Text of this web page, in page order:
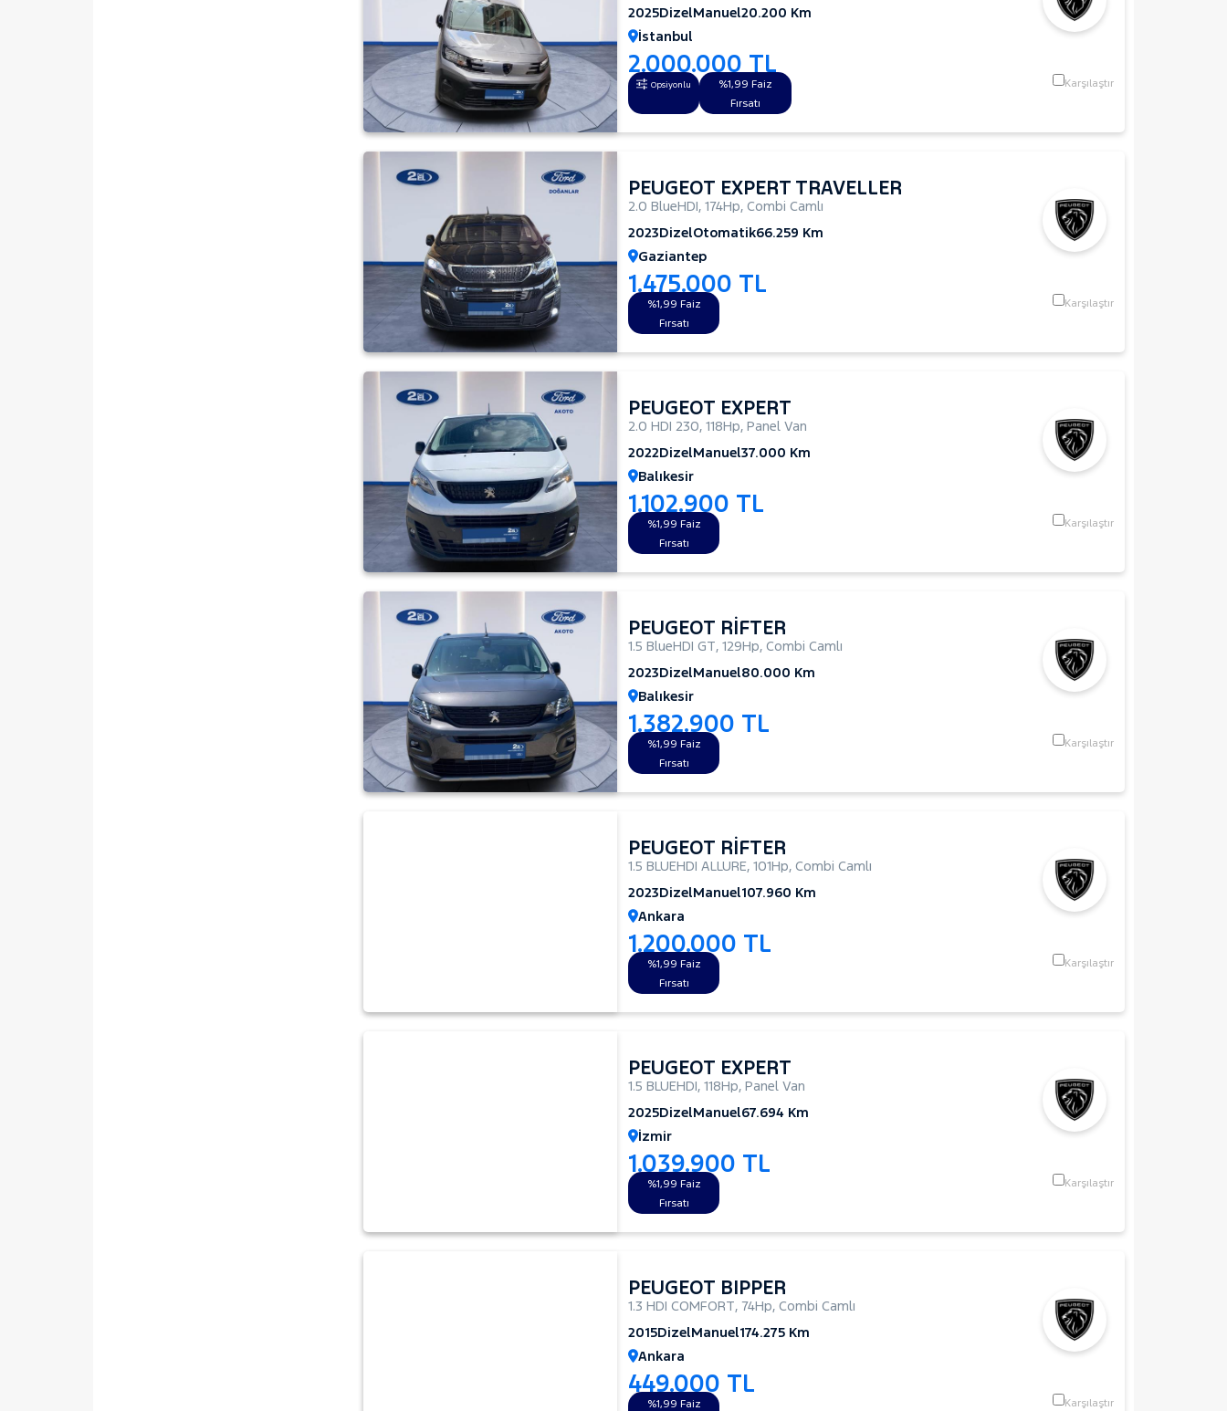
2025DizelManuel20.200 Km
İstanbul
2.000.000 TL
Opsiyonlu
%1,99 Faiz
Fırsatı
Karşılaştır
PEUGEOT EXPERT TRAVELLER
2.0 BlueHDI, 174Hp, Combi Camlı
2023DizelOtomatik66.259 Km
Gaziantep
1.475.000 TL
%1,99 Faiz
Fırsatı
Karşılaştır
PEUGEOT EXPERT
2.0 HDI 230, 118Hp, Panel Van
2022DizelManuel37.000 Km
Balıkesir
1.102.900 TL
%1,99 Faiz
Fırsatı
Karşılaştır
PEUGEOT RİFTER
1.5 BlueHDI GT, 129Hp, Combi Camlı
2023DizelManuel80.000 Km
Balıkesir
1.382.900 TL
%1,99 Faiz
Fırsatı
Karşılaştır
PEUGEOT RİFTER
1.5 BLUEHDI ALLURE, 101Hp, Combi Camlı
2023DizelManuel107.960 Km
Ankara
1.200.000 TL
%1,99 Faiz
Fırsatı
Karşılaştır
PEUGEOT EXPERT
1.5 BLUEHDI, 118Hp, Panel Van
2025DizelManuel67.694 Km
İzmir
1.039.900 TL
%1,99 Faiz
Fırsatı
Karşılaştır
PEUGEOT BIPPER
1.3 HDI COMFORT, 74Hp, Combi Camlı
2015DizelManuel174.275 Km
Ankara
449.000 TL
%1,99 Faiz Karşılaştır